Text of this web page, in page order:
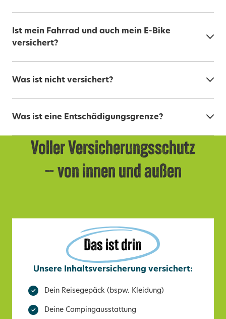
Ist mein Fahrrad und auch mein E-Bike
versichert?
Was ist nicht versichert?
Was ist eine Entschädigungsgrenze?
Voller Versicherungsschutz
– von innen und außen
Das ist drin
Unsere Inhaltsversicherung versichert:
Dein Reisegepäck (bspw. Kleidung)
Deine Campingausstattung